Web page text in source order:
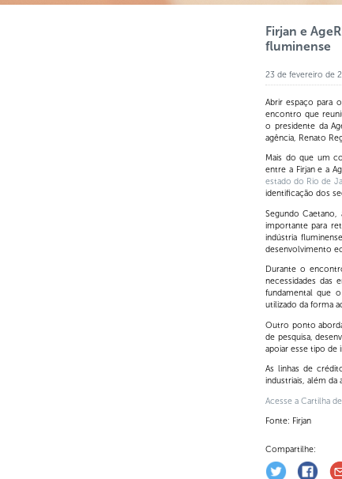
Firjan e
fluminense
23 de fevereiro de
Abrir espaço para
encontro que
o presidente da
agência, Renato
Mais do que um
entre a Firjan e a
estado do Rio de
identificação dos
Segundo
importante para
indústria
desenvolvimento
Durante o
necessidades das
fundamental que
utilizado da forma
Outro ponto
de pesquisa,
apoiar esse tipo de
As linhas de
industriais, além da
Acesse a Cartilha
Fonte: Firjan
Compartilhe: